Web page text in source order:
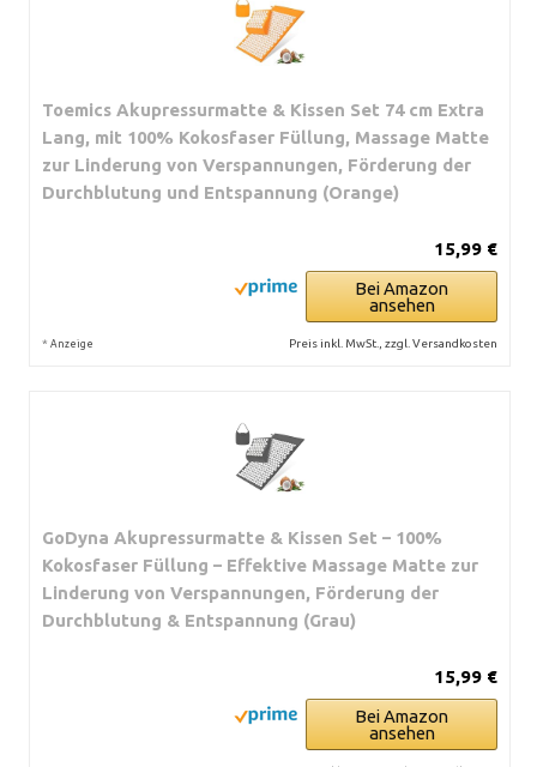
Toemics Akupressurmatte & Kissen Set 74 cm Extra
Lang, mit 100% Kokosfaser Füllung, Massage Matte
zur Linderung von Verspannungen, Förderung der
Durchblutung und Entspannung (Orange)
15,99 €
Bei Amazon
ansehen
* Anzeige Preis inkl. MwSt., zzgl. Versandkosten
GoDyna Akupressurmatte & Kissen Set – 100%
Kokosfaser Füllung – Effektive Massage Matte zur
Linderung von Verspannungen, Förderung der
Durchblutung & Entspannung (Grau)
15,99 €
Bei Amazon
ansehen